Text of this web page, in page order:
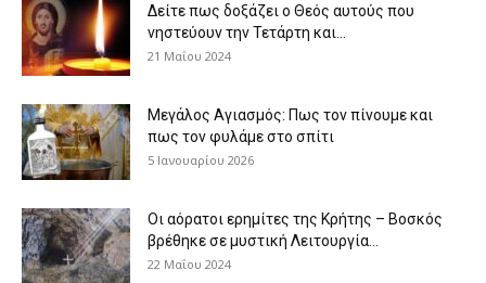
Δείτε πως δοξάζει ο Θεός αυτούς που
νηστεύουν την Τετάρτη και...
21 Μαΐου 2024
Μεγάλος Αγιασμός: Πως τον πίνουμε και
πως τον φυλάμε στο σπίτι
5 Ιανουαρίου 2026
Οι αόρατοι ερημίτες της Κρήτης – Βοσκός
βρέθηκε σε μυστική Λειτουργία...
22 Μαΐου 2024